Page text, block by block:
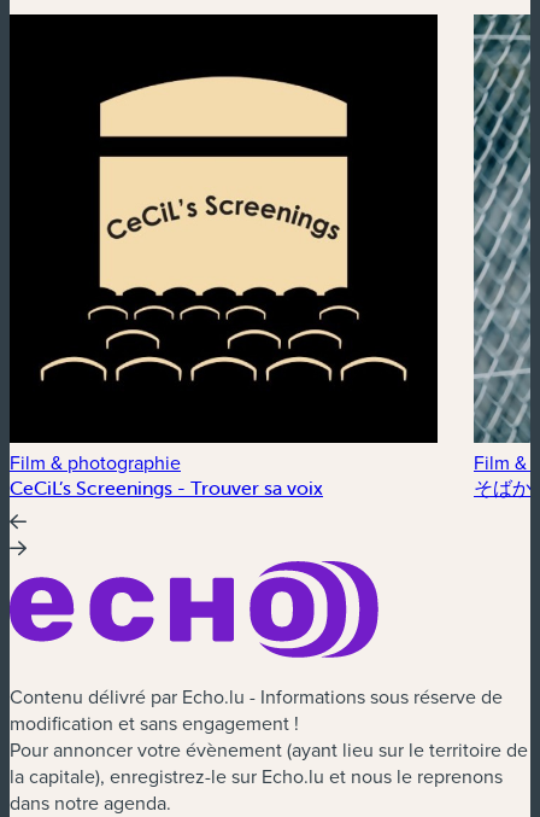
Film & photographie
CeCiL’s Screenings - Trouver sa voix
Film &
そばか
Contenu délivré par Echo.lu - Informations sous réserve de
modification et sans engagement !
Pour annoncer votre évènement (ayant lieu sur le territoire de
la capitale), enregistrez-le sur Echo.lu et nous le reprenons
dans notre agenda.